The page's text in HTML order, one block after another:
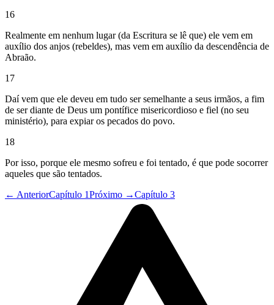
16
Realmente em nenhum lugar (da Escritura se lê que) ele vem em
auxílio dos anjos (rebeldes), mas vem em auxílio da descendência de
Abraão.
17
Daí vem que ele deveu em tudo ser semelhante a seus irmãos, a fim
de ser diante de Deus um pontífice misericordioso e fiel (no seu
ministério), para expiar os pecados do povo.
18
Por isso, porque ele mesmo sofreu e foi tentado, é que pode socorrer
aqueles que são tentados.
← AnteriorCapítulo 1Próximo →Capítulo 3